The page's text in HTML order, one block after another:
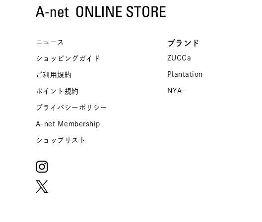
ニュース
ショッピングガイド
ご利用規約
ポイント規約
プライバシーポリシー
A-net Membership
ショップリスト
ブランド
ZUCCa
Plantation
NYA-